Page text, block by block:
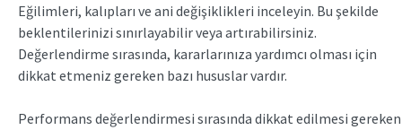
Eğilimleri, kalıpları ve ani değişiklikleri inceleyin. Bu şekilde
beklentilerinizi sınırlayabilir veya artırabilirsiniz.
Değerlendirme sırasında, kararlarınıza yardımcı olması için
dikkat etmeniz gereken bazı hususlar vardır.
Performans değerlendirmesi sırasında dikkat edilmesi gereken